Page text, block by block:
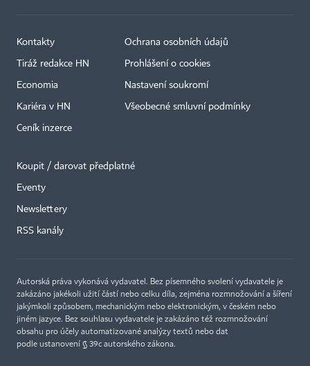
Kontakty
Tiráž redakce HN
Economia
Kariéra v HN
Ceník inzerce
Ochrana osobních údajů
Prohlášení o cookies
Nastavení soukromí
Všeobecné smluvní podmínky
Koupit / darovat předplatné
Eventy
Newslettery
RSS kanály
Autorská práva vykonává vydavatel. Bez písemného svolení vydavatele je
zakázáno jakékoli užití částí nebo celku díla, zejména rozmnožování a šíření
jakýmkoli způsobem, mechanickým nebo elektronickým, v českém nebo
jiném jazyce. Bez souhlasu vydavatele je zakázáno též rozmnožování
obsahu pro účely automatizované analýzy textů nebo dat
podle ustanovení § 39c autorského zákona.